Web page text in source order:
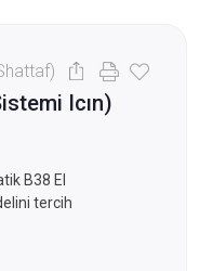
Icın)
B38 El
tercih